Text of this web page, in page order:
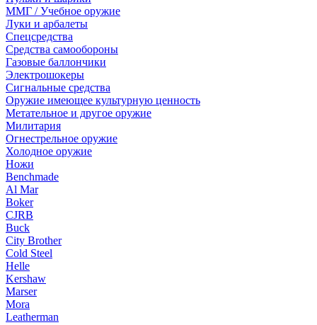
ММГ / Учебное оружие
Луки и арбалеты
Спецсредства
Средства самообороны
Газовые баллончики
Электрошокеры
Сигнальные средства
Оружие имеющее культурную ценность
Метательное и другое оружие
Милитария
Огнестрельное оружие
Холодное оружие
Ножи
Benchmade
Al Mar
Boker
CJRB
Buck
City Brother
Cold Steel
Helle
Kershaw
Marser
Mora
Leatherman